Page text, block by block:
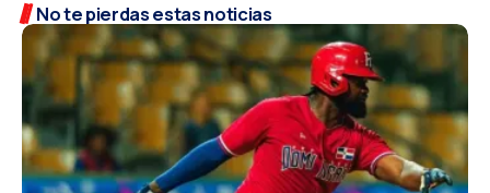
No te pierdas estas noticias